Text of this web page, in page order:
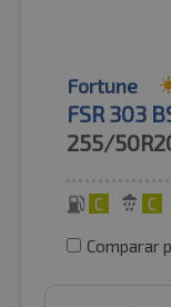
Fortune
FSR 303
255/
C C
Comparar